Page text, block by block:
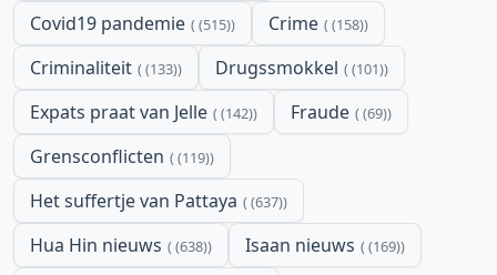
Covid19 pandemie (515) Crime (158)
Criminaliteit (133) Drugssmokkel (101)
Expats praat van Jelle (142) Fraude (69)
Grensconflicten (119)
Het suffertje van Pattaya (637)
Hua Hin nieuws (638) Isaan nieuws (169)